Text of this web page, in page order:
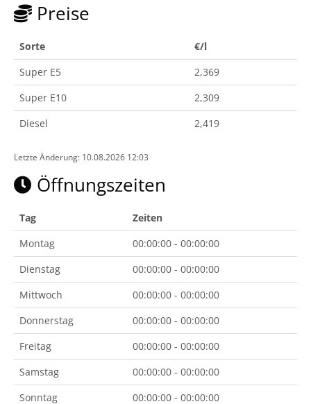
Preise
Sorte
€/l
Super E5
2,369
Super E10
2,309
Diesel
2,419
Letzte Änderung: 10.08.2026 12:03
Öffnungszeiten
Tag
Zeiten
Montag
00:00:00 - 00:00:00
Dienstag
00:00:00 - 00:00:00
Mittwoch
00:00:00 - 00:00:00
Donnerstag
00:00:00 - 00:00:00
Freitag
00:00:00 - 00:00:00
Samstag
00:00:00 - 00:00:00
Sonntag
00:00:00 - 00:00:00